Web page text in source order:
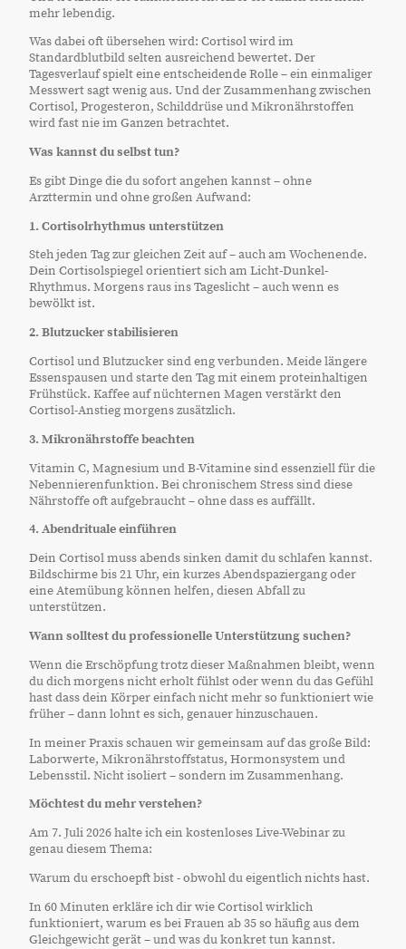
mehr lebendig.
Was dabei oft übersehen wird: Cortisol wird im
Standardblutbild selten ausreichend bewertet. Der
Tagesverlauf spielt eine entscheidende Rolle – ein einmaliger
Messwert sagt wenig aus. Und der Zusammenhang zwischen
Cortisol, Progesteron, Schilddrüse und Mikronährstoffen
wird fast nie im Ganzen betrachtet.
Was kannst du selbst tun?
Es gibt Dinge die du sofort angehen kannst – ohne
Arzttermin und ohne großen Aufwand:
1. Cortisolrhythmus unterstützen
Steh jeden Tag zur gleichen Zeit auf – auch am Wochenende.
Dein Cortisolspiegel orientiert sich am Licht-Dunkel-
Rhythmus. Morgens raus ins Tageslicht – auch wenn es
bewölkt ist.
2. Blutzucker stabilisieren
Cortisol und Blutzucker sind eng verbunden. Meide längere
Essenspausen und starte den Tag mit einem proteinhaltigen
Frühstück. Kaffee auf nüchternen Magen verstärkt den
Cortisol-Anstieg morgens zusätzlich.
3. Mikronährstoffe beachten
Vitamin C, Magnesium und B-Vitamine sind essenziell für die
Nebennierenfunktion. Bei chronischem Stress sind diese
Nährstoffe oft aufgebraucht – ohne dass es auffällt.
4. Abendrituale einführen
Dein Cortisol muss abends sinken damit du schlafen kannst.
Bildschirme bis 21 Uhr, ein kurzes Abendspaziergang oder
eine Atemübung können helfen, diesen Abfall zu
unterstützen.
Wann solltest du professionelle Unterstützung suchen?
Wenn die Erschöpfung trotz dieser Maßnahmen bleibt, wenn
du dich morgens nicht erholt fühlst oder wenn du das Gefühl
hast dass dein Körper einfach nicht mehr so funktioniert wie
früher – dann lohnt es sich, genauer hinzuschauen.
In meiner Praxis schauen wir gemeinsam auf das große Bild:
Laborwerte, Mikronährstoffstatus, Hormonsystem und
Lebensstil. Nicht isoliert – sondern im Zusammenhang.
Möchtest du mehr verstehen?
Am 7. Juli 2026 halte ich ein kostenloses Live-Webinar zu
genau diesem Thema:
Warum du erschoepft bist - obwohl du eigentlich nichts hast.
In 60 Minuten erkläre ich dir wie Cortisol wirklich
funktioniert, warum es bei Frauen ab 35 so häufig aus dem
Gleichgewicht gerät – und was du konkret tun kannst.